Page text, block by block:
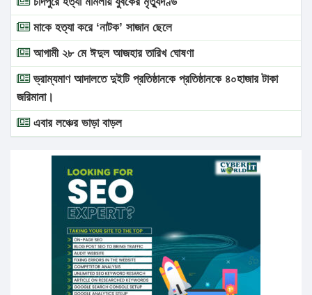
মাকে হত্যা করে ‘নাটক’ সাজান ছেলে
আগামী ২৮ মে ঈদুল আজহার তারিখ ঘোষণা
ভ্রাম্যমাণ আদালতে দুইটি প্রতিষ্ঠানকে প্রতিষ্ঠানকে ৪০হাজার টাকা
জরিমানা।
এবার লঞ্চের ভাড়া বাড়ল
১৬ মে চাঁদপুর ও ২৫ মে ফেনী সফরে যাবেন প্রধানমন্ত্রী
উচ্চশিক্ষায় গৌরবময় অর্জন: পূর্ণ স্কলারশিপে যুক্তরাষ্ট্রে পিএইচডি
করছেন কুয়েটের কৃতি…
সারা দেশে বজ্রাঘাতে ১৪ জনের প্রাণহানি
কঠোর হচ্ছে এসএসসি ও এইচএসসি পরীক্ষা